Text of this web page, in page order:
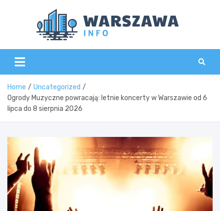
Home
Uncategorized
Ogrody Muzyczne powracają: letnie koncerty w Warszawie od 6
lipca do 8 sierpnia 2026